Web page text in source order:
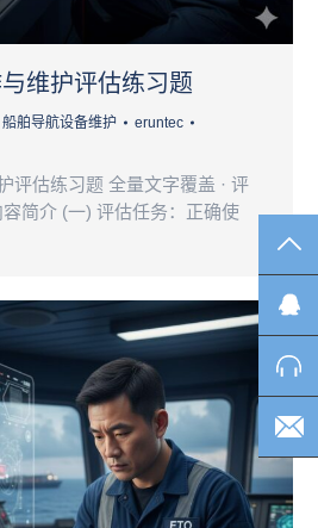
维护评估练习题
船舶导航设备维护
eruntec
评估练习题 全量文字覆盖 · 评
简介 (一) 评估任务：正确使